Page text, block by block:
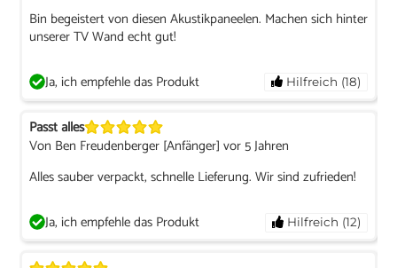
Bin begeistert von diesen Akustikpaneelen. Machen sich hinter
unserer TV Wand echt gut!
Ja, ich empfehle das Produkt Hilfreich (18)
Passt alles
Von Ben Freudenberger [Anfänger] vor 5 Jahren
Alles sauber verpackt, schnelle Lieferung. Wir sind zufrieden!
Ja, ich empfehle das Produkt Hilfreich (12)